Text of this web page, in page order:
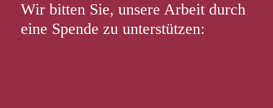
Wir bitten Sie, unsere Arbeit durch
eine Spende zu unterstützen: